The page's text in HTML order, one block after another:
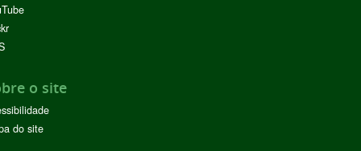
o site
do site